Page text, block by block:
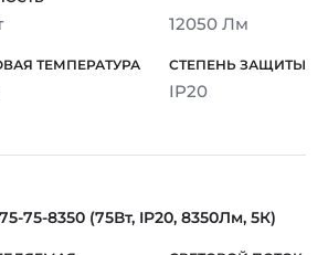
12050 Лм
IP20
75-8350 (75Вт, IP20, 8350Лм, 5К)